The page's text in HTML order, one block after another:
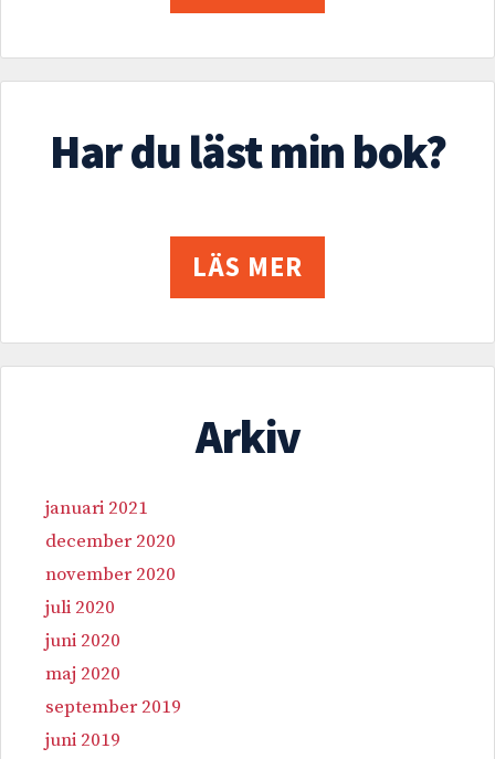
Har du läst min bok?
LÄS MER
Arkiv
januari 2021
december 2020
november 2020
juli 2020
juni 2020
maj 2020
september 2019
juni 2019